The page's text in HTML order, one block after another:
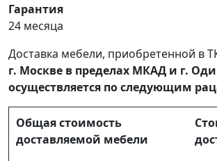
Гарантия
24 месяца
Доставка мебели, приобретенной в
г. Москве в пределах МКАД и г.
осуществляется по следующим
Общая стоимость
доставляемой мебели